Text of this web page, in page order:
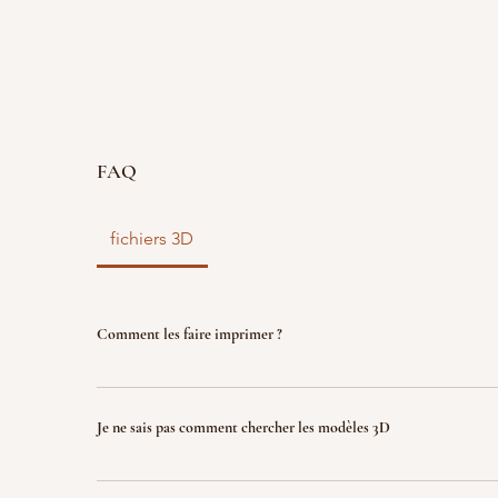
FAQ
fichiers 3D
Comment les faire imprimer ?
vous disposez d'un fichier 3D ? faites le nous
garantir la propriété intellectuelle.
Je ne sais pas comment chercher les modèles 3D
Indiquez nous ce que vous recherchez (jeux,